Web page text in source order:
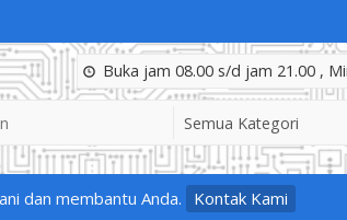
Buka jam 08.00 s/d jam 21.00 ,
dan membantu Anda. Kontak Kami